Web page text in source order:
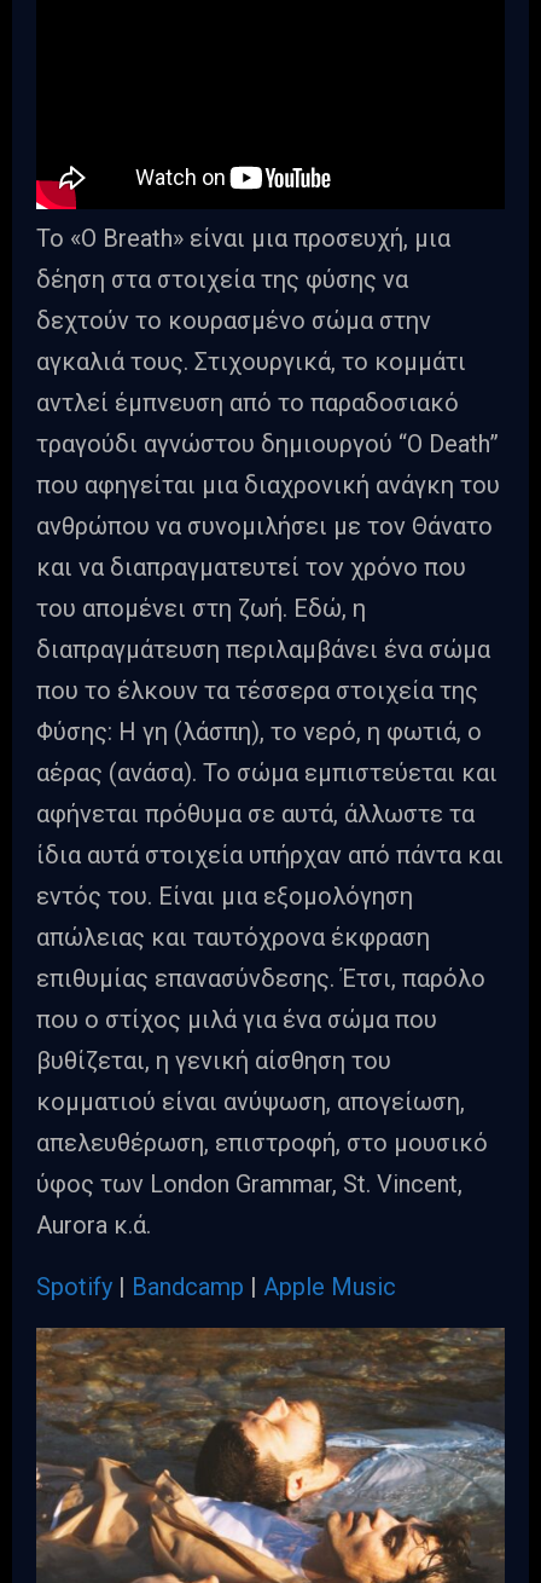
Το «Ο Breath» είναι μια προσευχή, μια
δέηση στα στοιχεία της φύσης να
δεχτούν το κουρασμένο σώμα στην
αγκαλιά τους. Στιχουργικά, το κομμάτι
αντλεί έμπνευση από το παραδοσιακό
τραγούδι αγνώστου δημιουργού “O Death”
που αφηγείται μια διαχρονική ανάγκη του
ανθρώπου να συνομιλήσει με τον Θάνατο
και να διαπραγματευτεί τον χρόνο που
του απομένει στη ζωή. Εδώ, η
διαπραγμάτευση περιλαμβάνει ένα σώμα
που το έλκουν τα τέσσερα στοιχεία της
Φύσης: Η γη (λάσπη), το νερό, η φωτιά, ο
αέρας (ανάσα). Το σώμα εμπιστεύεται και
αφήνεται πρόθυμα σε αυτά, άλλωστε τα
ίδια αυτά στοιχεία υπήρχαν από πάντα και
εντός του. Είναι μια εξομολόγηση
απώλειας και ταυτόχρονα έκφραση
επιθυμίας επανασύνδεσης. Έτσι, παρόλο
που ο στίχος μιλά για ένα σώμα που
βυθίζεται, η γενική αίσθηση του
κομματιού είναι ανύψωση, απογείωση,
απελευθέρωση, επιστροφή, στο μουσικό
ύφος των London Grammar, St. Vincent,
Aurora κ.ά.
Spotify | Bandcamp | Apple Music